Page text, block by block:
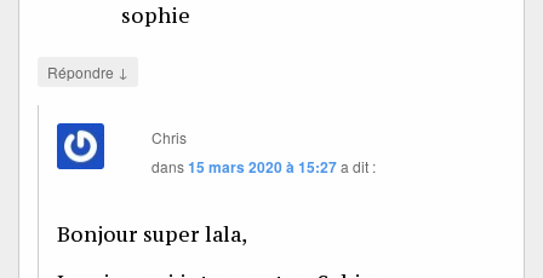
sophie
Répondre ↓
Chris
dans15 mars 2020 à 15:27a dit :
Bonjour super lala,